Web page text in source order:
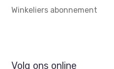
Winkeliers abonnement
Volg ons online